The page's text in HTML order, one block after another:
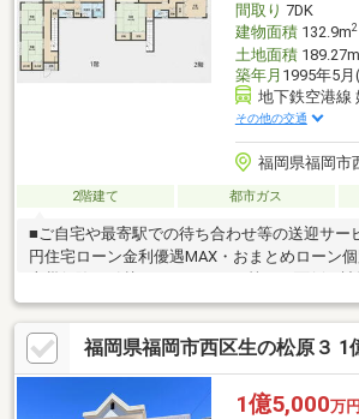
間取り 7DK
建物面積132.9m2
土地面積189.27m
築年月 1995年5
地下鉄空港線
その他の交通
福岡県福岡市
2階建て 都市ガス
■ご自宅や最寄駅での待ち合わせ等の送迎サー
円住宅ローン金利優遇MAX・おまとめローン
ください■住宅ローン複数行一括申込可能（弊
円）
福岡県福岡市西区生の松原３ 1
1億5,000万円